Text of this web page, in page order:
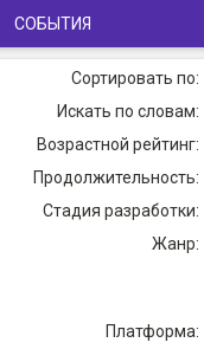
СОБЫТИЯ
Сортировать по:
Искать по словам:
Возрастной рейтинг:
Продолжительность:
Стадия разработки:
Жанр:
Платформа: